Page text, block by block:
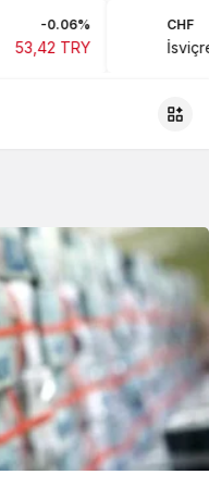
-0.06%
53,42 TRY
CHF
İsviçre